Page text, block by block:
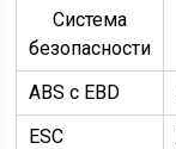
Система
безопасности
ABS с EBD
ESC